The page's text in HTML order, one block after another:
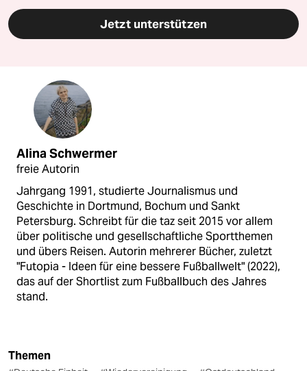
Jetzt unterstützen
Alina Schwermer
freie Autorin
Jahrgang 1991, studierte Journalismus und
Geschichte in Dortmund, Bochum und Sankt
Petersburg. Schreibt für die taz seit 2015 vor allem
über politische und gesellschaftliche Sportthemen
und übers Reisen. Autorin mehrerer Bücher, zuletzt
"Futopia - Ideen für eine bessere Fußballwelt" (2022),
das auf der Shortlist zum Fußballbuch des Jahres
stand.
Themen